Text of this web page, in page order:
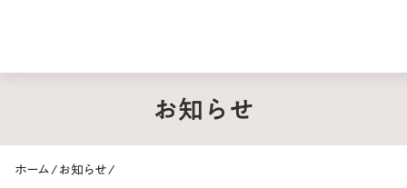
お知らせ
ホーム/お知らせ/